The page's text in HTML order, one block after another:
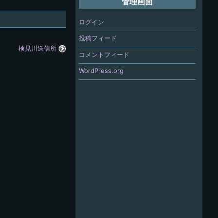
検見川送信所
管理画面
ログイン
投稿フィード
コメントフィード
WordPress.org